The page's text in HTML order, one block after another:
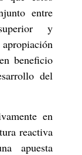
entre
y
beneficio
del
en
reactiva
apuesta